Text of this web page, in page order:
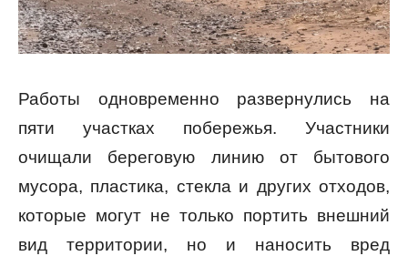
Работы одновременно развернулись на
пяти участках побережья. Участники
очищали береговую линию от бытового
мусора, пластика, стекла и других отходов,
которые могут не только портить внешний
вид территории, но и наносить вред